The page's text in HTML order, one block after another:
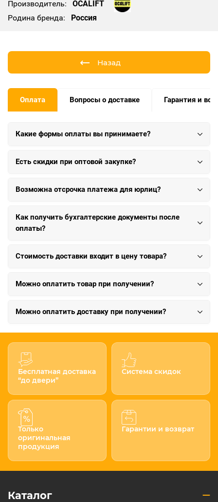
Производитель:
OCALIFT
Родина бренда:
Россия
Назад
Оплата Вопросы о доставке Гарантия и
Какие формы оплаты вы принимаете?
Есть скидки при оптовой закупке?
Возможна отсрочка платежа для юрлиц?
Как получить бухгалтерские документы после
оплаты?
Стоимость доставки входит в цену товара?
Можно оплатить товар при получении?
Можно оплатить доставку при получении?
Бесплатная доставка
“до двери”
Система скидок
Только
оригинальная
продукция
Гарантии и возврат
Каталог